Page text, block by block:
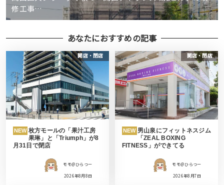
修工事…
あなたにおすすめの記事
開店・閉店
NEW 枚方モールの「果汁工房
果琳」と「Triumph」が8
月31日で閉店
モモ＠ひらつー
2026年8月8日
開店・閉店
NEW 男山泉にフィットネスジム
「ZEAL BOXING
FITNESS」ができてる
モモ＠ひらつー
2026年8月7日